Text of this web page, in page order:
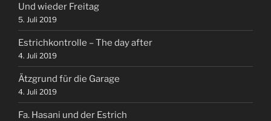
Und wieder Freitag
5. Juli 2019
Estrichkontrolle – The day after
4. Juli 2019
Ätzgrund für die Garage
4. Juli 2019
Fa. Hasani und der Estrich